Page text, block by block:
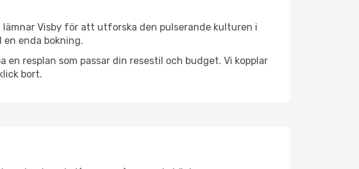
Visby för att utforska den pulserande kulturen i
enda bokning.
resplan som passar din resestil och budget. Vi kopplar
bort.